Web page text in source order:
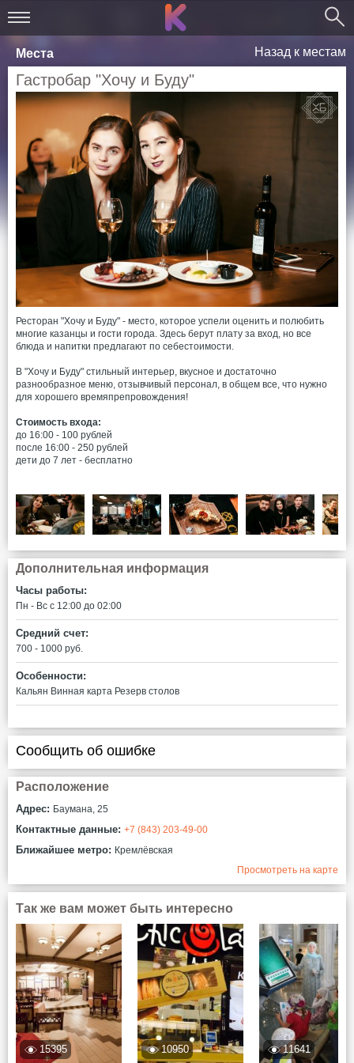
Места Назад к местам
Гастробар "Хочу и Буду"
Ресторан "Хочу и Буду" - место, которое успели оценить и полюбить
многие казанцы и гости города. Здесь берут плату за вход, но все
блюда и напитки предлагают по себестоимости.
В "Хочу и Буду" стильный интерьер, вкусное и достаточно
разнообразное меню, отзывчивый персонал, в общем все, что нужно
для хорошего времяпрепровождения!
Стоимость входа:
до 16:00 - 100 рублей
после 16:00 - 250 рублей
дети до 7 лет - бесплатно
Дополнительная информация
Часы работы:
Пн - Вс c 12:00 до 02:00
Средний счет:
700 - 1000 руб.
Особенности:
Кальян Винная карта Резерв столов
Сообщить об ошибке
Расположение
Адрес: Баумана, 25
Контактные данные: +7 (843) 203-49-00
Ближайшее метро: Кремлёвская
Просмотреть на карте
Так же вам может быть интересно
15395 10950 11641